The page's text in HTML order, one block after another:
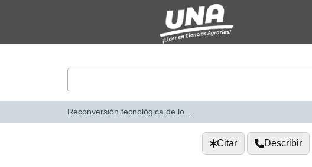
Reconversión tecnológica de lo...
Citar Describir